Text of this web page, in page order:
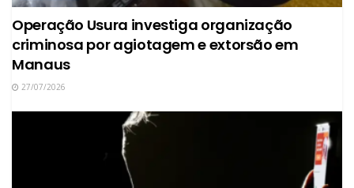
Operação Usura investiga organização
criminosa por agiotagem e extorsão em
Manaus
27/07/2026